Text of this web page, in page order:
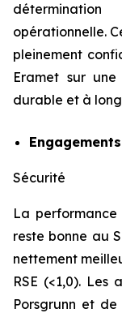
opérationnelle.
pleinement
Eramet sur
durable et à
Engagements
Sécurité
La
reste bonne au
nettement
RSE (<1,0).
Porsgrunn et